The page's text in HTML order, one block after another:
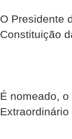
O Presidente
Constituição
É nomeado,